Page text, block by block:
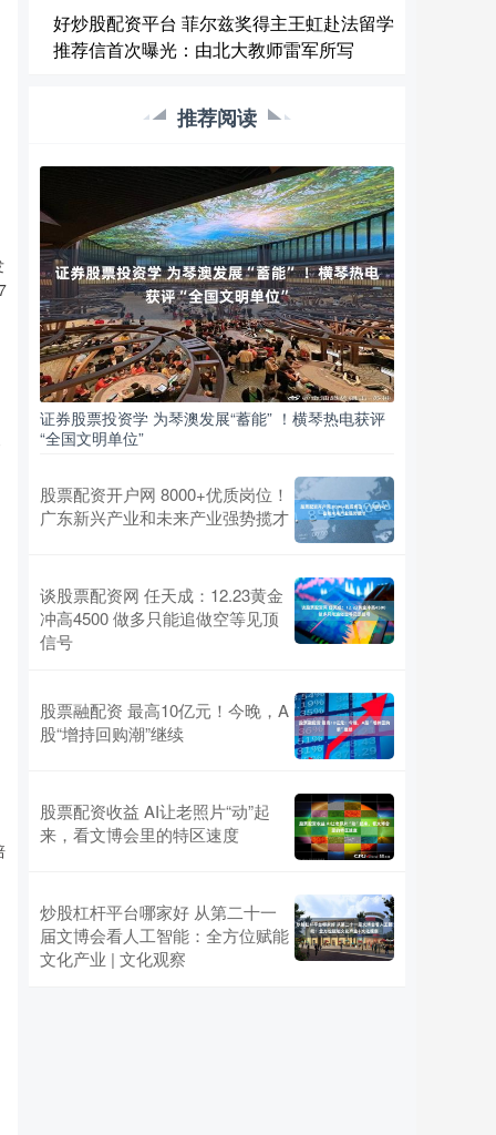
好炒股配资平台 菲尔兹奖得主王虹赴法留学
推荐信首次曝光：由北大教师雷军所写
推荐阅读
证券股票投资学 为琴澳发展“蓄能” ！横琴热电获评
“全国文明单位”
股票配资开户网 8000+优质岗位！
广东新兴产业和未来产业强势揽才
谈股票配资网 任天成：12.23黄金
冲高4500 做多只能追做空等见顶
信号
股票融配资 最高10亿元！今晚，A
股“增持回购潮”继续
股票配资收益 AI让老照片“动”起
来，看文博会里的特区速度
炒股杠杆平台哪家好 从第二十一
届文博会看人工智能：全方位赋能
文化产业 | 文化观察